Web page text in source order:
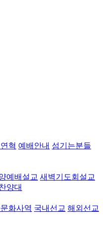
혁 예배안내 섬기는분들
예배설교 새벽기도회설교
양대
화사역 국내선교 해외선교